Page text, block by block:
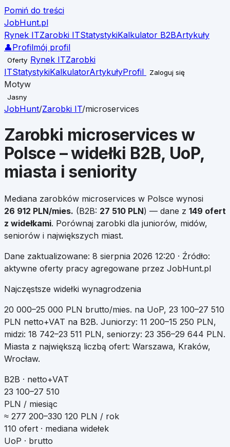
Pomiń do treści
JobHunt.pl
Rynek ITZarobki ITStatystykiKalkulator B2BArtykuły
👤Profilmój profil
Oferty Rynek ITZarobki
ITStatystykiKalkulatorArtykułyProfil Zaloguj się
Motyw
Jasny
JobHunt/Zarobki IT/microservices
Zarobki microservices w
Polsce – widełki B2B, UoP,
miasta i seniority
Mediana zarobków microservices w Polsce wynosi
26 912 PLN/mies. (B2B: 27 510 PLN) — dane z 149 ofert
z widełkami. Porównaj zarobki dla juniorów, midów,
seniorów i największych miast.
Dane zaktualizowane: 8 sierpnia 2026 12:20 · Źródło:
aktywne oferty pracy agregowane przez JobHunt.pl
Najczęstsze widełki wynagrodzenia
20 000–25 000 PLN brutto/mies. na UoP, 23 100–27 510
PLN netto+VAT na B2B. Juniorzy: 11 200–15 250 PLN,
midzi: 18 742–23 511 PLN, seniorzy: 23 356–29 644 PLN.
Miasta z największą liczbą ofert: Warszawa, Kraków,
Wrocław.
B2B · netto+VAT
23 100–27 510
PLN / miesiąc
≈ 277 200–330 120 PLN / rok
110 ofert · mediana widełek
UoP · brutto